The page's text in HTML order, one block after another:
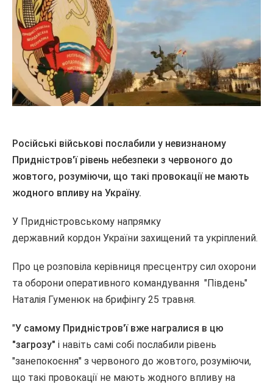
Російські військові послабили у невизнаному
Придністров'ї рівень небезпеки з червоного до
жовтого, розуміючи, що такі провокації не мають
жодного впливу на Україну.
У Придністровському напрямку
державний кордон України захищений та укріплений.
Про це розповіла керівниця пресцентру сил охорони
та оборони оперативного командування "Південь"
Наталія Гуменюк на брифінгу 25 травня.
"У самому Придністров'ї вже награлися в цю
"загрозу" і навіть самі собі послабили рівень
"занепокоєння" з червоного до жовтого, розуміючи,
що такі провокації не мають жодного впливу на